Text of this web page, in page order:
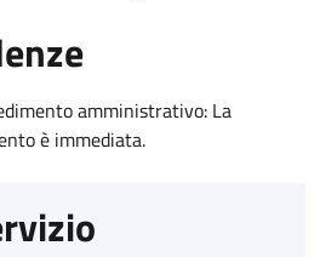
amministrativo: La
è immediata.